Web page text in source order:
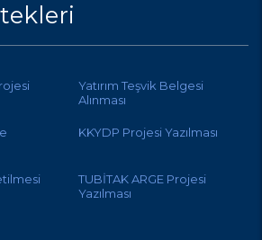
Yatırım Teşvik Belgesi
Alınması
KKYDP Projesi Yazılması
TUBİTAK ARGE Projesi
Yazılması